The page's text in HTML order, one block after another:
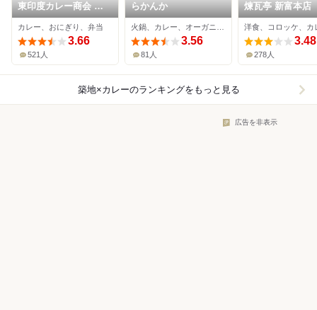
東印度カレー商会 築
地場外店
カレー、おにぎり、弁当
3.66
521人
らかんか
3.56
81人
煉瓦亭 新富本店
洋食、コロッケ、カ
3.48
278人
築地×カレーのランキングをもっと見る
広告を非表示